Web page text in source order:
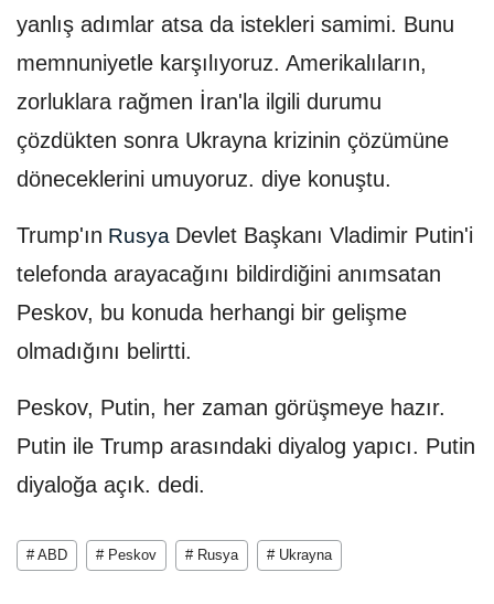
yanlış adımlar atsa da istekleri samimi. Bunu
memnuniyetle karşılıyoruz. Amerikalıların,
zorluklara rağmen İran'la ilgili durumu
çözdükten sonra Ukrayna krizinin çözümüne
döneceklerini umuyoruz. diye konuştu.
Trump'ın Rusya Devlet Başkanı Vladimir Putin'i
telefonda arayacağını bildirdiğini anımsatan
Peskov, bu konuda herhangi bir gelişme
olmadığını belirtti.
Peskov, Putin, her zaman görüşmeye hazır.
Putin ile Trump arasındaki diyalog yapıcı. Putin
diyaloğa açık. dedi.
# ABD # Peskov # Rusya # Ukrayna